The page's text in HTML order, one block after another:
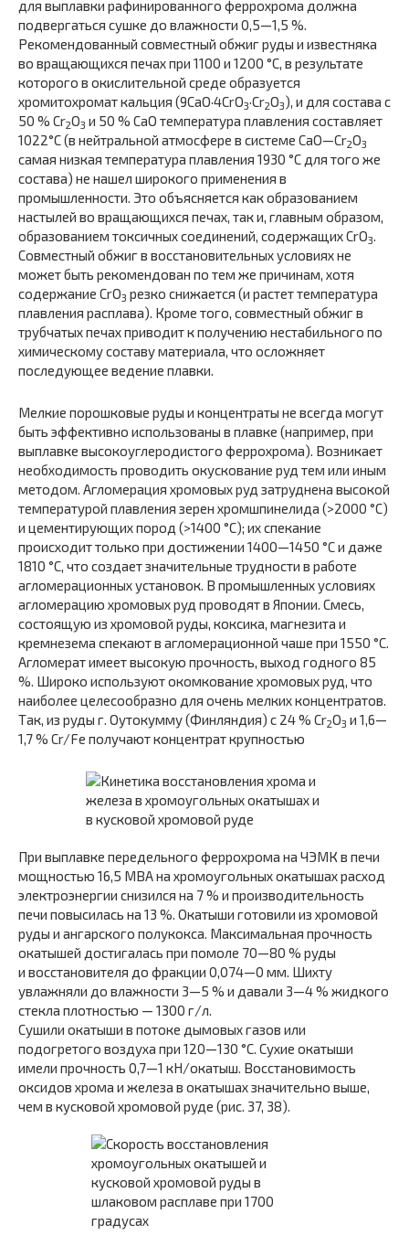
для выплавки рафинированного феррохрома должна
подвергаться сушке до влажности 0,5—1,5 %.
Рекомендованный совместный обжиг руды и известняка
во вращающихся печах при 1100 и 1200 °С, в результате
которого в окислительной среде образуется
хромитохромат кальция (9CaO·4CrO3·Cr2O3), и для состава с
50 % Cr2O3 и 50 % CaO температура плавления составляет
1022°С (в нейтральной атмосфере в системе CaO—Cr2O3
самая низкая температура плавления 1930 °С для того же
состава) не нашел широкого применения в
промышленности. Это объясняется как образованием
настылей во вращающихся печах, так и, главным образом,
образованием токсичных соединений, содержащих CrO3.
Совместный обжиг в восстановительных условиях не
может быть рекомендован по тем же причинам, хотя
содержание CrO3 резко снижается (и растет температура
плавления расплава). Кроме того, совместный обжиг в
трубчатых печах приводит к получению нестабильного по
химическому составу материала, что осложняет
последующее ведение плавки.
Мелкие порошковые руды и концентраты не всегда могут
быть эффективно использованы в плавке (например, при
выплавке высокоуглеродистого феррохрома). Возникает
необходимость проводить окускование руд тем или иным
методом. Агломерация хромовых руд затруднена высокой
температурой плавления зерен хромшпинелида (>2000 °С)
и цементирующих пород (>1400 °С); их спекание
происходит только при достижении 1400—1450 °С и даже
1810 °С, что создает значительные трудности в работе
агломерационных установок. В промышленных условиях
агломерацию хромовых руд проводят в Японии. Смесь,
состоящую из хромовой руды, коксика, магнезита и
кремнезема спекают в агломерационной чаше при 1550 °С.
Агломерат имеет высокую прочность, выход годного 85
%. Широко используют окомкование хромовых руд, что
наиболее целесообразно для очень мелких концентратов.
Так, из руды г. Оутокумму (Финляндия) с 24 % Cr2О3 и 1,6—
1,7 % Cr/Fe получают концентрат крупностью
При выплавке передельного феррохрома на ЧЭМК в печи
мощностью 16,5 МВА на хромоугольных окатышах расход
электроэнергии снизился на 7 % и производительность
печи повысилась на 13 %. Окатыши готовили из хромовой
руды и ангарского полукокса. Максимальная прочность
окатышей достигалась при помоле 70—80 % руды
и восстановителя до фракции 0,074—0 мм. Шихту
увлажняли до влажности 3—5 % и давали 3—4 % жидкого
стекла плотностью — 1300 г/л.
Сушили окатыши в потоке дымовых газов или
подогретого воздуха при 120—130 °С. Сухие окатыши
имели прочность 0,7—1 кН/окатыш. Восстановимость
оксидов хрома и железа в окатышах значительно выше,
чем в кусковой хромовой руде (рис. 37, 38).